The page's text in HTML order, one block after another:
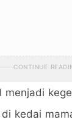
CONTINUE
menjadi
kedai